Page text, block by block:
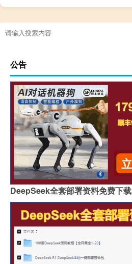
公告
DeepSeek全套部署资料免费下载